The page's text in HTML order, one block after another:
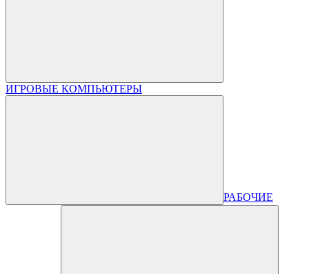
ИГРОВЫЕ КОМПЬЮТЕРЫ
РАБОЧИЕ